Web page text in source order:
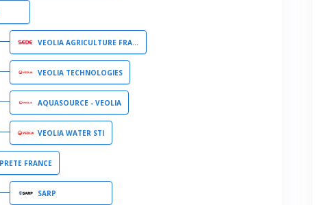
VEOLIA AGRICULTURE FRANCE
VEOLIA TECHNOLOGIES
AQUASOURCE - VEOLIA
VEOLIA WATER STI
FRANCE
SARP